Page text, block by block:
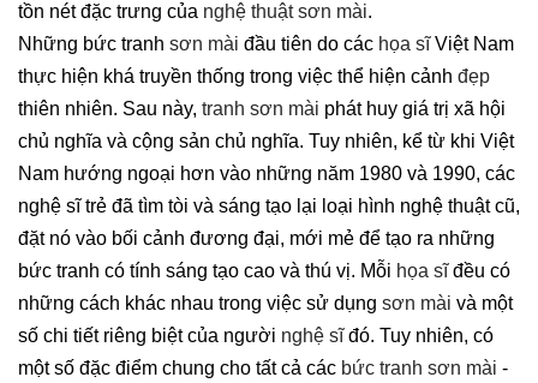
tồn nét đặc trưng của nghệ thuật sơn mài.
Những bức tranh sơn mài đầu tiên do các họa sĩViệt Nam
thực hiện khá truyền thống trong việc thể hiện cảnh đẹp
thiên nhiên. Sau này, tranh sơn mài phát huy giá trị xã hội
chủ nghĩa và cộng sản chủ nghĩa. Tuy nhiên, kể từ khi Việt
Nam hướng ngoại hơn vào những năm 1980 và 1990, các
nghệ sĩ trẻ đã tìm tòi và sáng tạo lại loại hình nghệ thuật cũ,
đặt nó vào bối cảnh đương đại, mới mẻ để tạo ra những
bức tranh có tính sáng tạo cao và thú vị. Mỗi họa sĩđều có
những cách khác nhau trong việc sử dụng sơn mài và một
số chi tiết riêng biệt của người nghệ sĩđó. Tuy nhiên, có
một số đặc điểm chung cho tất cả các bức tranh sơn mài -